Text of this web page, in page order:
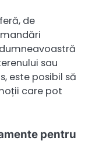
de
sau
este posibil să
care pot
pentru